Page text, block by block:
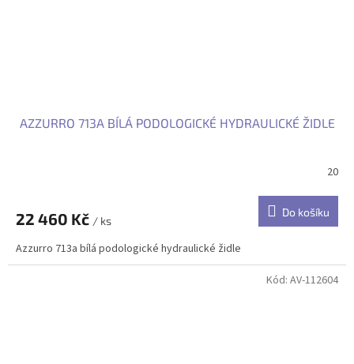
AZZURRO 713A BÍLÁ PODOLOGICKÉ HYDRAULICKÉ ŽIDLE
20
22 460 Kč / ks
Do košíku
Azzurro 713a bílá podologické hydraulické židle
Kód: AV-112604